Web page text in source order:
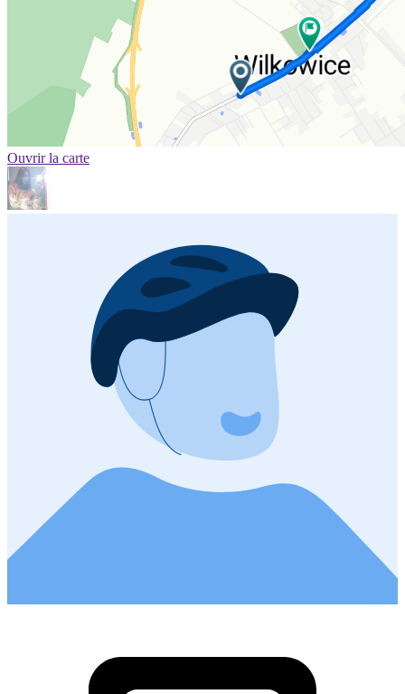
Ouvrir la carte